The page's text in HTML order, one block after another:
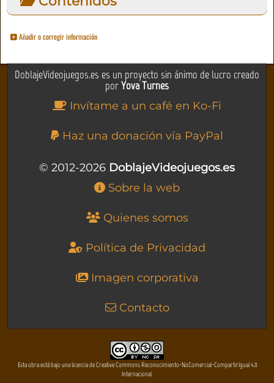
Añadir o corregir información
DoblajeVideojuegos.es es un proyecto sin ánimo de lucro creado
porYova Turnes
Invítame a un café en Ko-Fi
Haz una donación vía PayPal
© 2012-2026 DoblajeVideojuegos.es
Sobre la web
Quienes somos
Política de Privacidad
Imagen corporativa
Contacto
Esta obra está bajo una licencia de Creative Commons Reconocimiento-NoComercial-CompartirIgual 4.0
Internacional